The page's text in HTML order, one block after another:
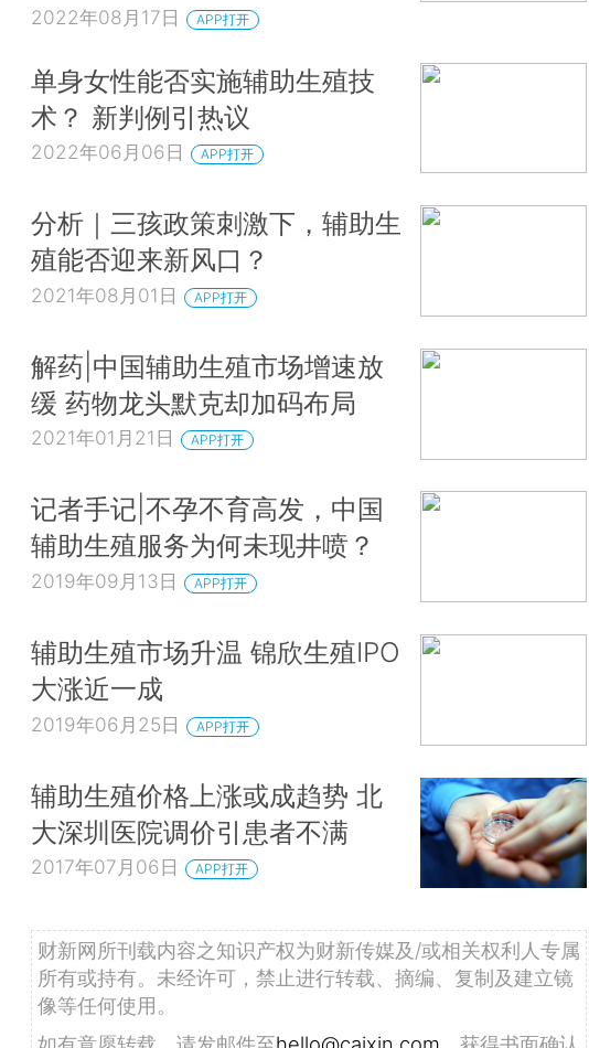
2022年08月17日 APP打开
单身女性能否实施辅助生殖技
术？ 新判例引热议
2022年06月06日 APP打开
分析｜三孩政策刺激下，辅助生
殖能否迎来新风口？
2021年08月01日 APP打开
解药|中国辅助生殖市场增速放
缓 药物龙头默克却加码布局
2021年01月21日 APP打开
记者手记|不孕不育高发，中国
辅助生殖服务为何未现井喷？
2019年09月13日 APP打开
辅助生殖市场升温 锦欣生殖IPO
大涨近一成
2019年06月25日 APP打开
辅助生殖价格上涨或成趋势 北
大深圳医院调价引患者不满
2017年07月06日 APP打开
财新网所刊载内容之知识产权为财新传媒及/或相关权利人专属
所有或持有。未经许可，禁止进行转载、摘编、复制及建立镜
像等任何使用。